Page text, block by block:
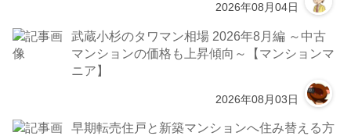
2026年08月04日
武蔵小杉のタワマン相場 2026年8月編 ～中古
マンションの価格も上昇傾向～【マンションマ
ニア】
2026年08月03日
早期転売住戸と新築マンションへ住み替える方